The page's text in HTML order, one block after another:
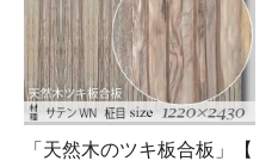
「天然木のツキ板合板」【